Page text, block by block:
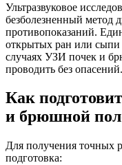
Ультразвуковое
безболезненный метод
противопоказаний.
открытых ран или сыпи
случаях УЗИ почек и
проводить без опасений.
Как
и брюшной
Для получения точных
подготовка: